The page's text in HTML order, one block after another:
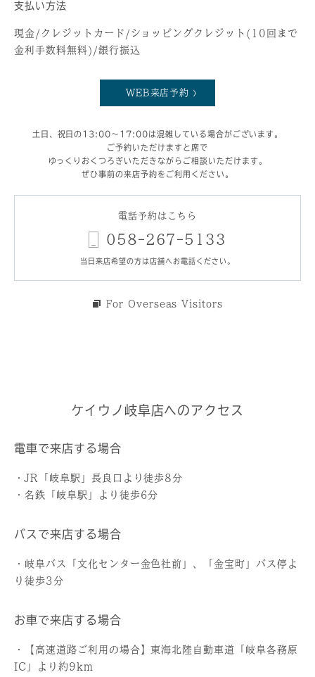
支払い方法
現金/クレジットカード/ショッピングクレジット(10回まで
金利手数料無料)/銀行振込
WEB来店予約
土日、祝日の13:00～17:00は混雑している場合がございます。
ご予約いただけますと席で
ゆっくりおくつろぎいただきながらご相談いただけます。
ぜひ事前の来店予約をご利用ください。
電話予約はこちら
058-267-5133
当日来店希望の方は店舗へお電話ください。
For Overseas Visitors
ケイウノ岐阜店へのアクセス
電車で来店する場合
・JR「岐阜駅」長良口より徒歩8分
・名鉄「岐阜駅」より徒歩6分
バスで来店する場合
・岐阜バス「文化センター金色社前」、「金宝町」バス停よ
り徒歩3分
お車で来店する場合
・【高速道路ご利用の場合】東海北陸自動車道「岐阜各務原
IC」より約9km